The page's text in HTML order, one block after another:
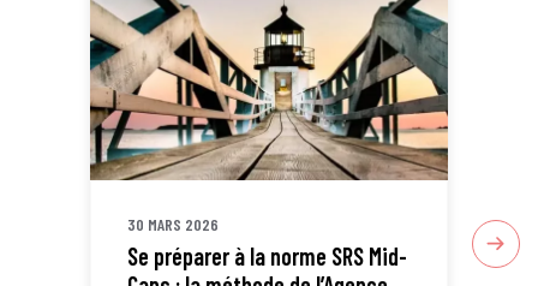
30 MARS 2026
Se préparer à la norme SRS Mid-
30